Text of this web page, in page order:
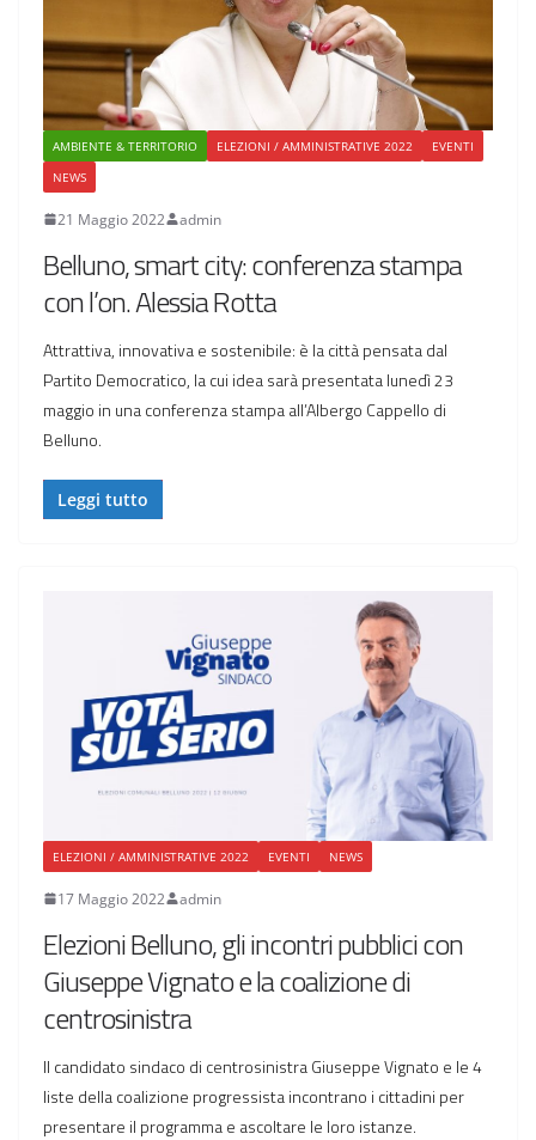
AMBIENTE & TERRITORIO ELEZIONI / AMMINISTRATIVE 2022
EVENTI
NEWS
21 Maggio 2022 admin
Belluno, smart city: conferenza stampa
con l’on. Alessia Rotta
Attrattiva, innovativa e sostenibile: è la città pensata dal
Partito Democratico, la cui idea sarà presentata lunedì 23
maggio in una conferenza stampa all’Albergo Cappello di
Belluno.
Leggi tutto
ELEZIONI / AMMINISTRATIVE 2022 EVENTI NEWS
17 Maggio 2022 admin
Elezioni Belluno, gli incontri pubblici con
Giuseppe Vignato e la coalizione di
centrosinistra
Il candidato sindaco di centrosinistra Giuseppe Vignato e le 4
liste della coalizione progressista incontrano i cittadini per
presentare il programma e ascoltare le loro istanze.